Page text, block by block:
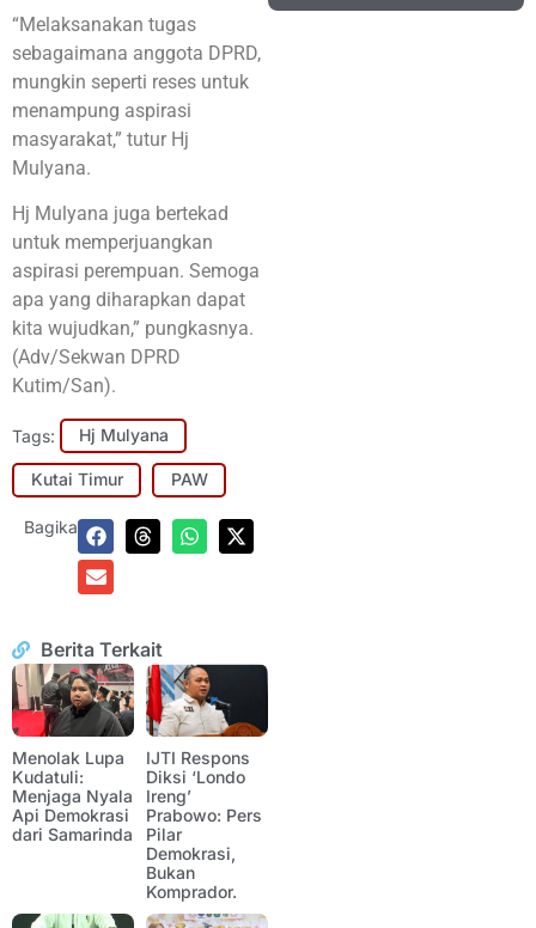
“Melaksanakan tugas
sebagaimana anggota DPRD,
mungkin seperti reses untuk
menampung aspirasi
masyarakat,” tutur Hj
Mulyana.
Hj Mulyana juga bertekad
untuk memperjuangkan
aspirasi perempuan. Semoga
apa yang diharapkan dapat
kita wujudkan,” pungkasnya.
(Adv/Sekwan DPRD
Kutim/San).
Tags: Hj Mulyana
Kutai Timur PAW
Bagikan:
Berita Terkait
Menolak Lupa
Kudatuli:
Menjaga Nyala
Api Demokrasi
dari Samarinda
IJTI Respons
Diksi ‘Londo
Ireng’
Prabowo: Pers
Pilar
Demokrasi,
Bukan
Komprador.